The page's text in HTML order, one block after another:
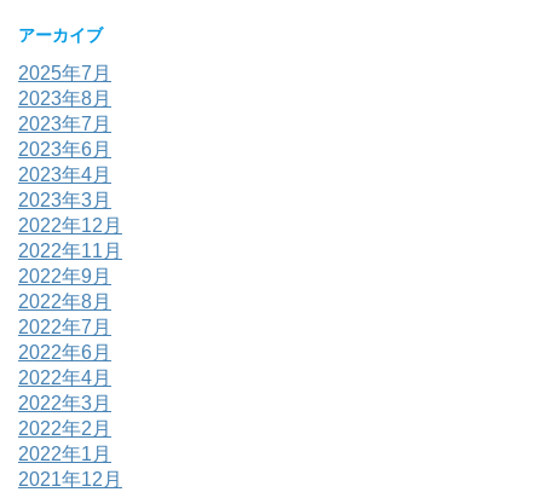
アーカイブ
2025年7月
2023年8月
2023年7月
2023年6月
2023年4月
2023年3月
2022年12月
2022年11月
2022年9月
2022年8月
2022年7月
2022年6月
2022年4月
2022年3月
2022年2月
2022年1月
2021年12月